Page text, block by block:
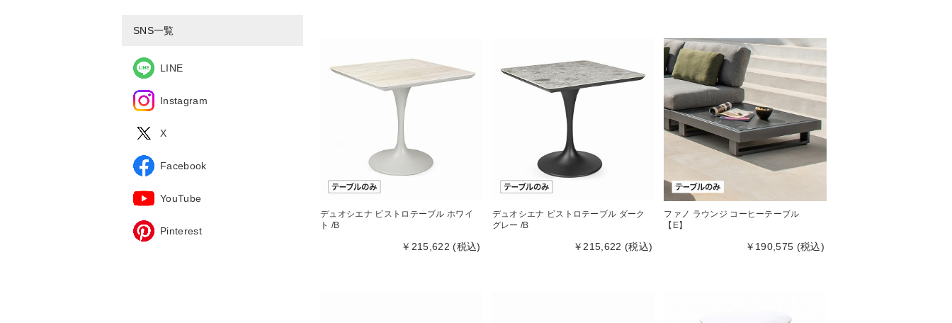
デュオシエナ ビストロテーブル ホワイ
ト /B
￥215,622 (税込)
デュオシエナ ビストロテーブル ダーク
グレー /B
￥215,622 (税込)
ファノ ラウンジ コーヒーテーブル
【E】
￥190,575 (税込)
SNS一覧
LINE
Instagram
X
Facebook
YouTube
Pinterest